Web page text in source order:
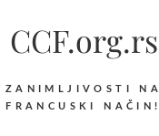
CCF.org.rs
ZANIMLJIVOSTI NA
FRANCUSKI NAČIN!